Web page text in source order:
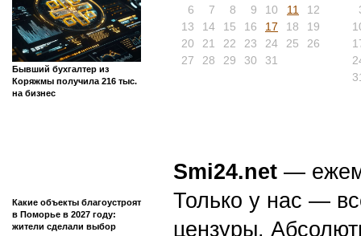
Бывший бухгалтер из
Коряжмы получила 216 тыс.
на бизнес
Какие объекты благоустроят
в Поморье в 2027 году:
жители сделали выбор
6
7 8 9 10 11
12
13
14 15 16 17 18
19
20
21 22 23 24 25
26
27
28 29 30 31
Smi24.net —
Только у нас —
цензуры.